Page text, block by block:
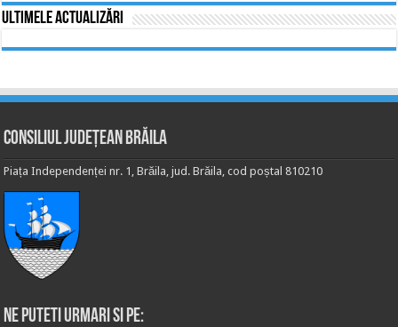
Ultimele actualizări
Consiliul Județean Brăila
Piața Independenței nr. 1, Brăila, jud. Brăila, cod poștal 810210
Ne puteti urmari si pe: